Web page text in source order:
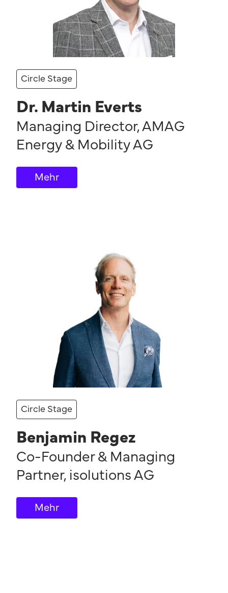
Circle Stage
Dr. Martin Everts
Managing Director,AMAG
Energy & Mobility AG
Mehr
Circle Stage
Benjamin Regez
Co-Founder & Managing
Partner, isolutions AG
Mehr